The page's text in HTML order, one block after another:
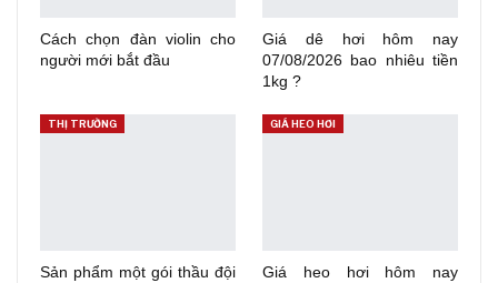
Cách chọn đàn violin cho
người mới bắt đầu
Giá dê hơi hôm nay
07/08/2026 bao nhiêu tiền
1kg ?
THỊ TRƯỜNG
Sản phẩm một gói thầu đội
GIÁ HEO HƠI
Giá heo hơi hôm nay